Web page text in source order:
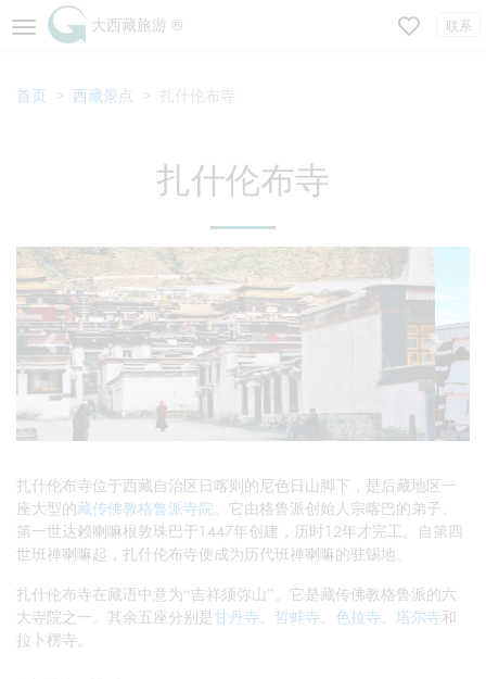
大西藏旅游 ® 联系
首页 西藏景点 扎什伦布寺
扎什伦布寺
扎什伦布寺位于西藏自治区日喀则的尼色日山脚下，是后藏地区一
座大型的藏传佛教格鲁派寺院 。它由格鲁派创始人宗喀巴的弟子、
第一世达赖喇嘛根敦珠巴于1447年创建，历时12年才完工。自第四
世班禅喇嘛起，扎什伦布寺便成为历代班禅喇嘛的驻锡地。
扎什伦布寺在藏语中意为“吉祥须弥山”。它是藏传佛教格鲁派的六
大寺院之一。其余五座分别是 甘丹寺 哲蚌寺 色拉寺 塔尔寺和
拉卜楞寺。